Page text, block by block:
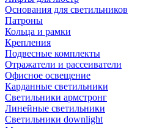
Основания для светильников
Патроны
Кольца и рамки
Крепления
Подвесные комплекты
Отражатели и рассеиватели
Офисное освещение
Карданные светильники
Светильники армстронг
Линейные светильники
Светильники downlight